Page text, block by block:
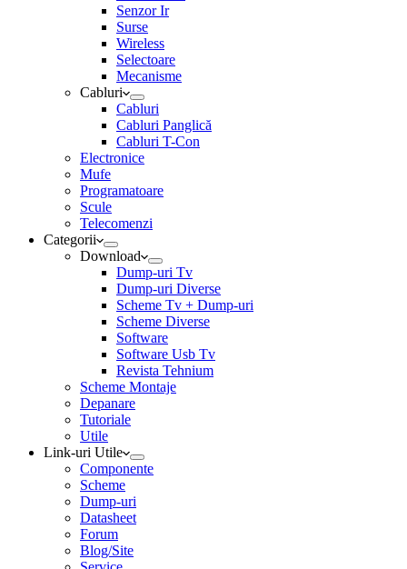
Senzor Ir
Surse
Wireless
Selectoare
Mecanisme
Cabluri
Cabluri
Cabluri Panglică
Cabluri T-Con
Electronice
Mufe
Programatoare
Scule
Telecomenzi
Categorii
Download
Dump-uri Tv
Dump-uri Diverse
Scheme Tv + Dump-uri
Scheme Diverse
Software
Software Usb Tv
Revista Tehnium
Scheme Montaje
Depanare
Tutoriale
Utile
Link-uri Utile
Componente
Scheme
Dump-uri
Datasheet
Forum
Blog/Site